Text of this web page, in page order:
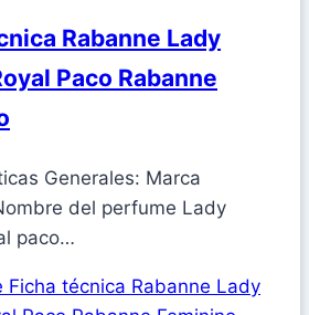
Rabanne Lady
Paco Rabanne
Generales: Marca
del perfume Lady
paco…
Ficha técnica Rabanne Lady